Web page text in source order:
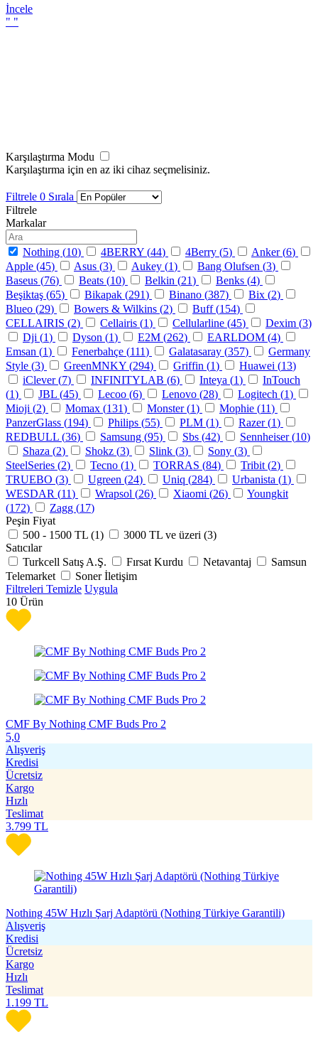
İncele
" "
Karşılaştırma Modu
Karşılaştırma için en az iki cihaz seçmelisiniz.
Filtrele 0 Sırala
Filtrele
Markalar
Nothing (10) 4BERRY (44) 4Berry (5) Anker (6)
Apple (45) Asus (3) Aukey (1) Bang Olufsen (3)
Baseus (76) Beats (10) Belkin (21) Benks (4)
Beşiktaş (65) Bikapak (291) Binano (387) Bix (2)
Blueo (29) Bowers & Wilkins (2) Buff (154)
CELLAIRIS (2) Cellairis (1) Cellularline (45) Dexim (3)
Dji (1) Dyson (1) E2M (262) EARLDOM (4)
Emsan (1) Fenerbahçe (111) Galatasaray (357)
Germany
Style (3) GreenMNKY (294) Griffin (1) Huawei (13)
iClever (7) INFINITYLAB (6) Inteya (1)
InTouch
(1) JBL (45) Lecoo (6) Lenovo (28) Logitech (1)
Mioji (2) Momax (131) Monster (1) Mophie (11)
PanzerGlass (194) Philips (55) PLM (1) Razer (1)
REDBULL (36) Samsung (95) Sbs (42) Sennheiser (10)
Shaza (2) Shokz (3) Slink (3) Sony (3)
SteelSeries (2) Tecno (1) TORRAS (84) Tribit (2)
TRUEBO (3) Ugreen (24) Uniq (284) Urbanista (1)
WESDAR (11) Wrapsol (26) Xiaomi (26)
Youngkit
(172) Zagg (17)
Peşin Fiyat
500 - 1500 TL (1) 3000 TL ve üzeri (3)
Satıcılar
Turkcell Satış A.Ş.
Fırsat Kurdu Netavantaj
Samsun
Telemarket
Soner İletişim
Filtreleri Temizle Uygula
10 Ürün
CMF By Nothing CMF Buds Pro 2
5,0
Alışveriş
Kredisi
Ücretsiz
Kargo
Hızlı
Teslimat
3.799 TL
Nothing 45W Hızlı Şarj Adaptörü (Nothing Türkiye Garantili)
Alışveriş
Kredisi
Ücretsiz
Kargo
Hızlı
Teslimat
1.199 TL